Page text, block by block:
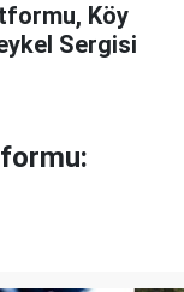
Köy
Sergisi